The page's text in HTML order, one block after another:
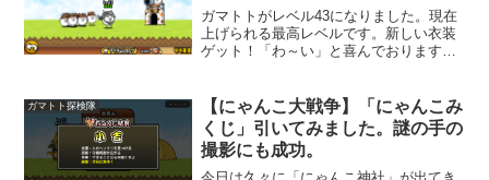
ガマトトがレベル43になりました。現在
上げられる最高レベルです。新しい衣装
ゲット！「わ～い」と喜んでおります。
けのようです。手に入れてくるアイテム
や隊員など特別良くな...
ガマトト探検隊
【にゃんこ大戦争】「にゃんこみ
くじ」引いてみました。謎の手の
撮影にも成功。
今日は久々に「にゃんこ神社」が出てき